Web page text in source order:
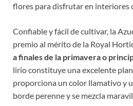
flores para disfrutar en interiores
Confiable y fácil de cultivar, la
premio al mérito de la Royal
a finales de la primavera o
lirio constituye una excelente
proporciona un color llamativo y
borde perenne y se mezcla